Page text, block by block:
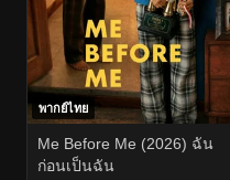
พากย์ไทย
Me Before Me (2026) ฉัน
ก่อนเป็นฉัน